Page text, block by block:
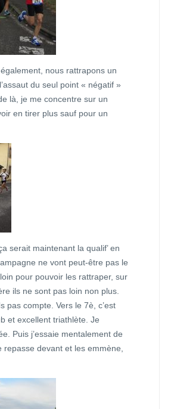
nous rattrapons un
du seul point « négatif »
là, je me concentre sur un
en tirer plus sauf pour un
serait maintenant la qualif’ en
ne vont peut-être pas le
pour pouvoir les rattraper, sur
ils ne sont pas loin non plus.
pas compte. Vers le 7è, c’est
et excellent triathlète. Je
Puis j’essaie mentalement de
devant et les emmène,